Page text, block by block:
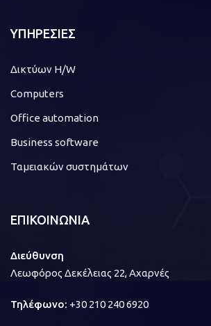
ΥΠΗΡΕΣΙΕΣ
Δικτύων H/W
Computers
Office automation
Business software
Ταμειακών συστημάτων
ΕΠΙΚΟΙΝΩΝΙΑ
Διεύθυνση
Λεωφόρος Δεκέλειας 22, Αχαρνές
Τηλέφωνο: +30 210 240 6920